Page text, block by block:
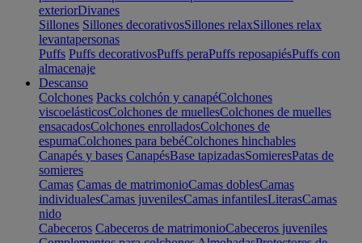
exteriorDivanes
Sillones Sillones decorativosSillones relaxSillones relax
levantapersonas
Puffs Puffs decorativosPuffs peraPuffs reposapiésPuffs con
almacenaje
Descanso
Colchones Packs colchón y canapéColchones
viscoelásticosColchones de muellesColchones de muelles
ensacadosColchones enrolladosColchones de
espumaColchones para bebéColchones hinchables
Canapés y bases CanapésBase tapizadasSomieresPatas de
somieres
Camas Camas de matrimonioCamas doblesCamas
individualesCamas juvenilesCamas infantilesLiterasCamas
nido
Cabeceros Cabeceros de matrimonioCabeceros juveniles